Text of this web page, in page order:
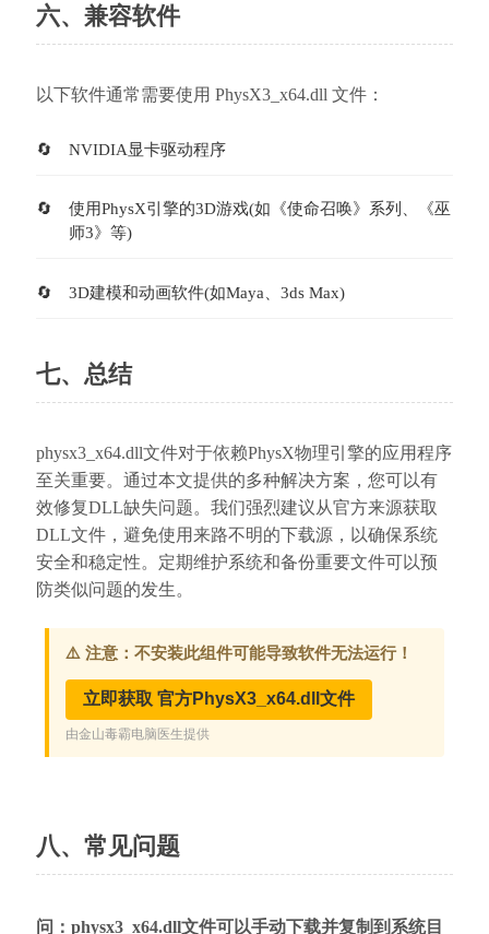
六、兼容软件
以下软件通常需要使用 PhysX3_x64.dll 文件：
NVIDIA显卡驱动程序
使用PhysX引擎的3D游戏(如《使命召唤》系列、《巫
师3》等)
3D建模和动画软件(如Maya、3ds Max)
七、总结
physx3_x64.dll文件对于依赖PhysX物理引擎的应用程序
至关重要。通过本文提供的多种解决方案，您可以有
效修复DLL缺失问题。我们强烈建议从官方来源获取
DLL文件，避免使用来路不明的下载源，以确保系统
安全和稳定性。定期维护系统和备份重要文件可以预
防类似问题的发生。
八、常见问题
问：physx3_x64.dll文件可以手动下载并复制到系统目